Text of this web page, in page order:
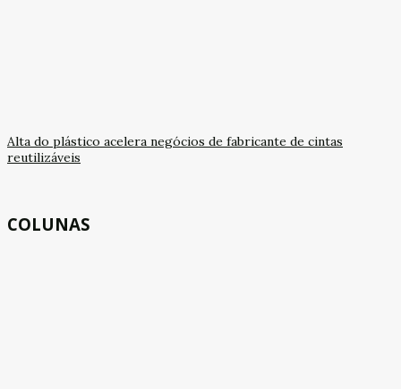
Alta do plástico acelera negócios de fabricante de cintas
reutilizáveis
COLUNAS